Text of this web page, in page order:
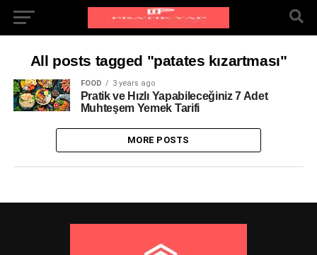
All posts tagged "patates kızartması"
FOOD 3 years ago
Pratik ve Hızlı Yapabileceğiniz 7 Adet
Muhteşem Yemek Tarifi
MORE POSTS